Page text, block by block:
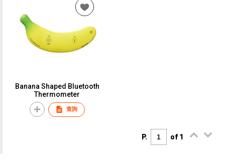
Banana Shaped Bluetooth
Thermometer
查詢
P. of 1